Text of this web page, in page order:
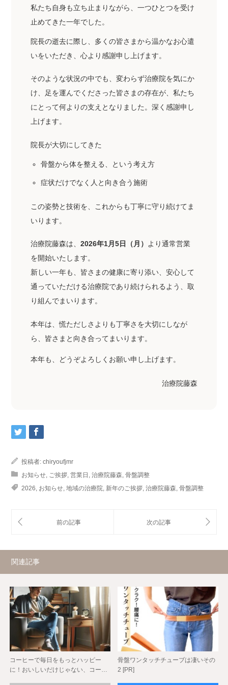
私たち自身も立ち止まりながら、一つひとつを受け
止めてきた一年でした。
院長の逝去に際し、多くの皆さまから温かなお心遣
いをいただき、心より感謝申し上げます。
そのような状況の中でも、変わらず治療院を気にか
け、足を運んでくださった皆さまの存在が、私たち
にとって何よりの支えとなりました。深く感謝申し
上げます。
院長が大切にしてきた
骨盤から体を整える、という考え方
症状だけでなく人と向き合う施術
この姿勢と技術を、これからも丁寧に守り続けてま
いります。
治療院藤森は、2026年1月5日（月）
より通常営業
を開始いたします。
新しい一年も、皆さまの健康に寄り添い、安心して
通っていただける治療院であり続けられるよう、取
り組んでまいります。
本年は、慌ただしさよりも丁寧さを大切にしなが
ら、皆さまと向き合ってまいります。
本年も、どうぞよろしくお願い申し上げます。
治療院藤森
投稿者: chiryoufjmr
お知らせ, ご挨拶, 営業日 , 治療院藤森, 骨盤調整
2026, お知らせ, 地域の治療院, 新年のご挨拶, 治療院藤森, 骨盤調整
関連記事
コーヒーで毎日をもっとハッピー
に！おいしいだけじゃない、コー…
骨盤ワンタッチチューブは凄いその
2 [PR]